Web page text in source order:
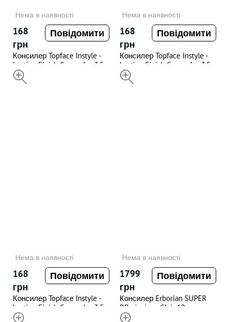
Нема в наявності
168
грн
Повідомити
Консилер Topface Instyle -
Lasting Finish Concealer 3,5
мл - "03"
Нема в наявності
168
грн
Повідомити
Консилер Topface Instyle -
Lasting Finish Concealer 3,5
мл - "04"
Нема в наявності
168
грн
Повідомити
Консилер Topface Instyle -
Lasting Finish Concealer 3,5
мл - "05"
Нема в наявності
1799
грн
Повідомити
Консилер Erborian SUPER
BB відтінок Clair 10 мл